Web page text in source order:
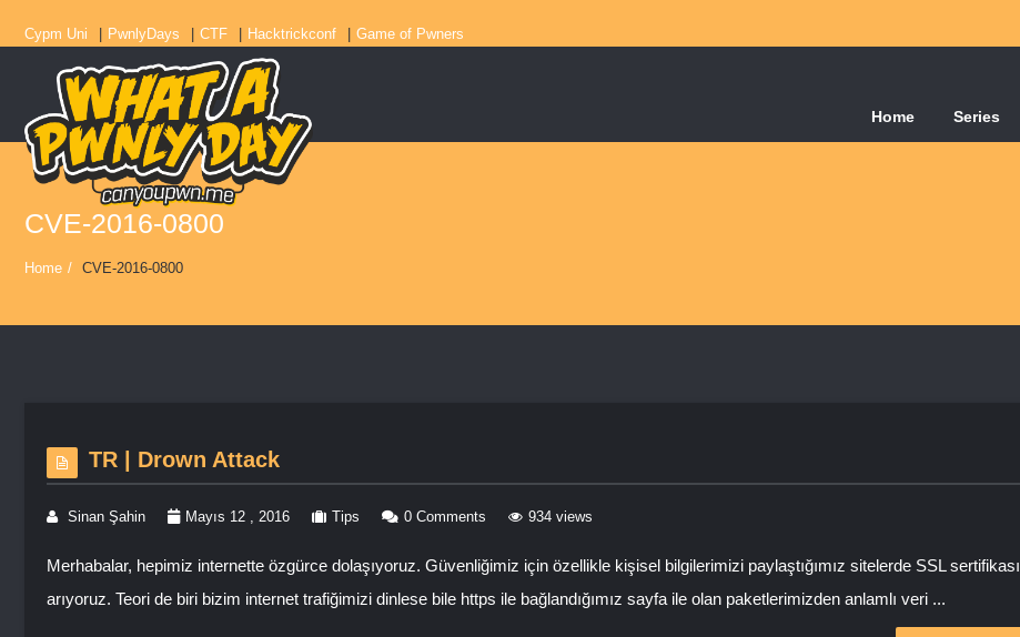
Cypm Uni PwnlyDays CTF Hacktrickconf Game of Pwners
Home Series
CVE-2016-0800
Home / CVE-2016-0800
TR | Drown Attack
Sinan Şahin Mayıs 12 , 2016 Tips 0 Comments 934 views
Merhabalar, hepimiz internette özgürce dolaşıyoruz. Güvenliğimiz için özellikle kişisel bilgilerimizi paylaştığımız sitelerde SSL sertifikası
arıyoruz. Teori de biri bizim internet trafiğimizi dinlese bile https ile bağlandığımız sayfa ile olan paketlerimizden anlamlı veri ...